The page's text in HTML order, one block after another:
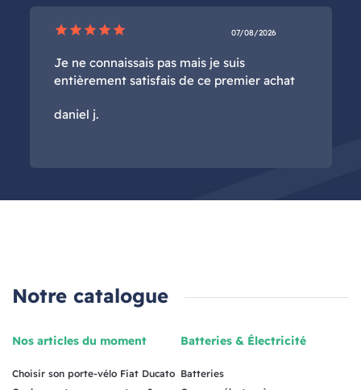
star star star star star 07/08/2026
Je ne connaissais pas mais je suis
entièrement satisfais de ce premier achat
daniel j.
Notre catalogue
Nos articles du moment
Choisir son porte-vélo Fiat Ducato
Batteries & Électricité
Batteries